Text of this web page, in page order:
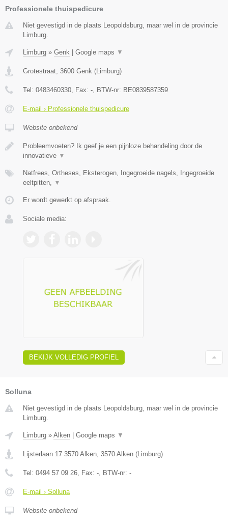
Professionele thuispedicure
Niet gevestigd in de plaats Leopoldsburg, maar wel in de provincie
Limburg.
Limburg » Genk Google maps ▼
Grotestraat 3600 Genk ( Limburg)
Tel: 0483460330 , Fax: - , BTW-nr: BE0839587359
E-mail › Professionele thuispedicure
Website onbekend
Probleemvoeten? Ik geef je een pijnloze behandeling door de
innovatieve ▼
Natfrees, Ortheses, Eksterogen, Ingegroeide nagels, Ingegroeide
eeltpitten,
▼
Er wordt gewerkt op afspraak.
Sociale media:
BEKIJK VOLLEDIG PROFIEL
Solluna
Niet gevestigd in de plaats Leopoldsburg, maar wel in de provincie
Limburg.
Limburg » Alken Google maps ▼
Lijsterlaan 17 3570 Alken, 3570 Alken (Limburg)
Tel: 0494 57 09 26, Fax: -, BTW-nr: -
E-mail › Solluna
Website onbekend